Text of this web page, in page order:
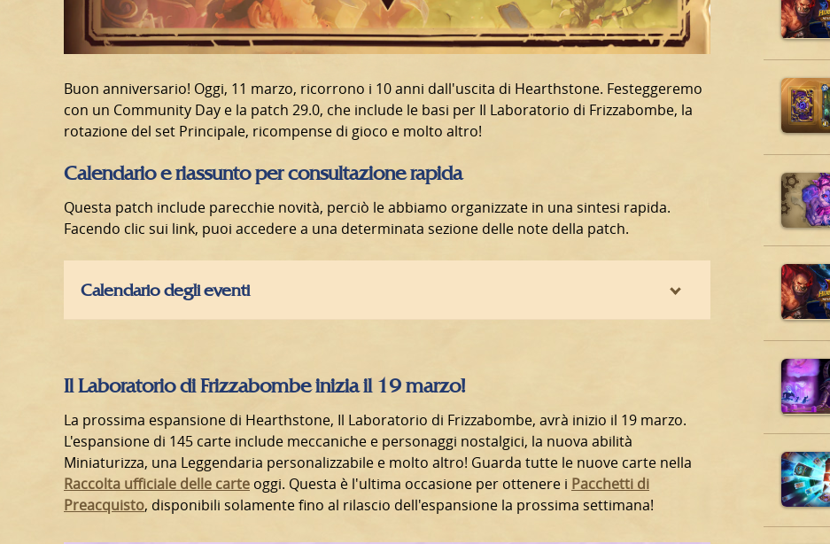
Buon anniversario! Oggi, 11 marzo, ricorrono i 10 anni dall'uscita di Hearthstone. Festeggeremo
con un Community Day e la patch 29.0, che include le basi per Il Laboratorio di Frizzabombe, la
rotazione del set Principale, ricompense di gioco e molto altro!
Calendario e riassunto per consultazione rapida
Questa patch include parecchie novità, perciò le abbiamo organizzate in una sintesi rapida.
Facendo clic sui link, puoi accedere a una determinata sezione delle note della patch.
Calendario degli eventi
Il Laboratorio di Frizzabombe inizia il 19 marzo!
La prossima espansione di Hearthstone, Il Laboratorio di Frizzabombe, avrà inizio il 19 marzo.
L'espansione di 145 carte include meccaniche e personaggi nostalgici, la nuova abilità
Miniaturizza, una Leggendaria personalizzabile e molto altro! Guarda tutte le nuove carte nella
Raccolta ufficiale delle carte oggi. Questa è l'ultima occasione per ottenere i Pacchetti di
Preacquisto, disponibili solamente fino al rilascio dell'espansione la prossima settimana!